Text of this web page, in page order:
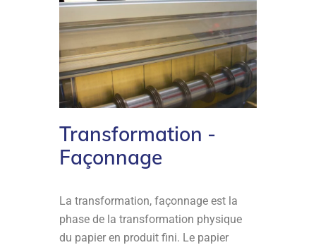
Transformation -
Façonnage
La transformation, façonnage est la
phase de la transformation physique
du papier en produit fini. Le papier